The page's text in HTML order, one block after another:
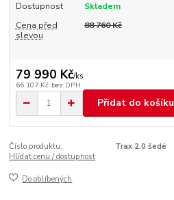
Dostupnost
Skladem
Cena před
slevou
88 760 Kč
79 990 Kč/ks
66 107 Kč bez DPH
Přidat do košíku
Číslo produktu:
Trax 2.0 šedé
Hlídat cenu / dostupnost
Do oblíbených